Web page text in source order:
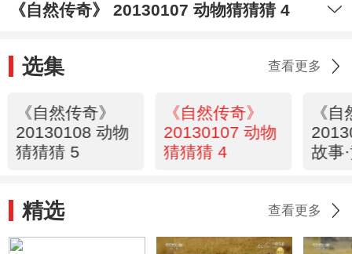
《自然传奇》 20130107 动物猜猜猜 4
选集 查看更多
《自然传奇》
20130108 动物
猜猜猜 5
《自然传奇》
20130107 动物
猜猜猜 4
《
故事
精选 查看更多